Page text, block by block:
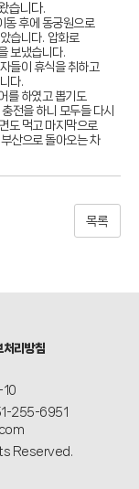
습니다.
동 후에 동궁원으로
습니다. 압화로
보냈습니다.
들이 휴식을 취하고
다.
를 하였고 뽑기도
전을 하니 모두들 다시
도 먹고 마지막으로
부산으로 돌아오는 차
목록
처리방침
10
255-6951
Reserved.